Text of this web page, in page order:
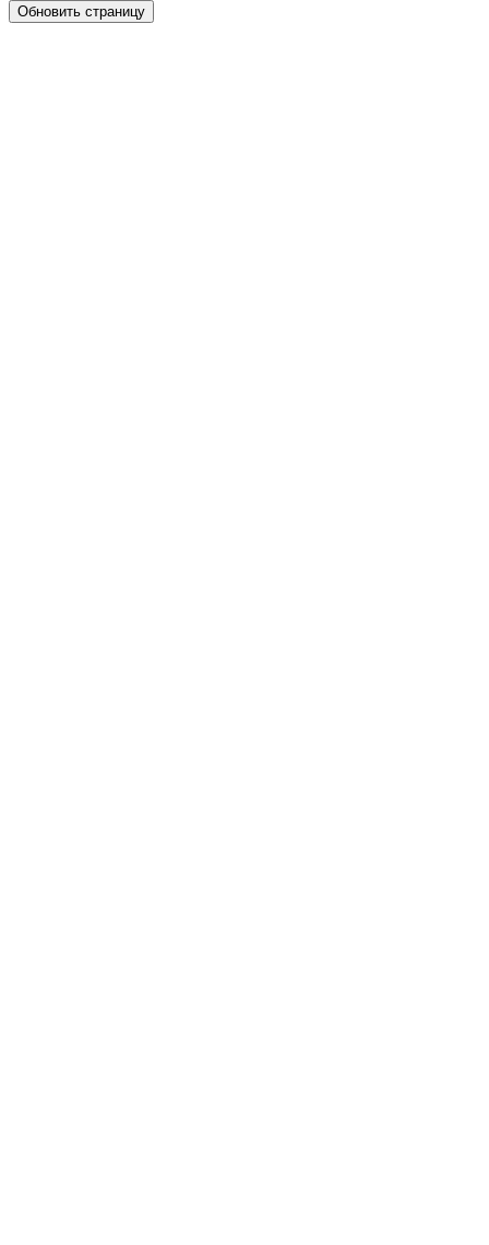
Обновить страницу